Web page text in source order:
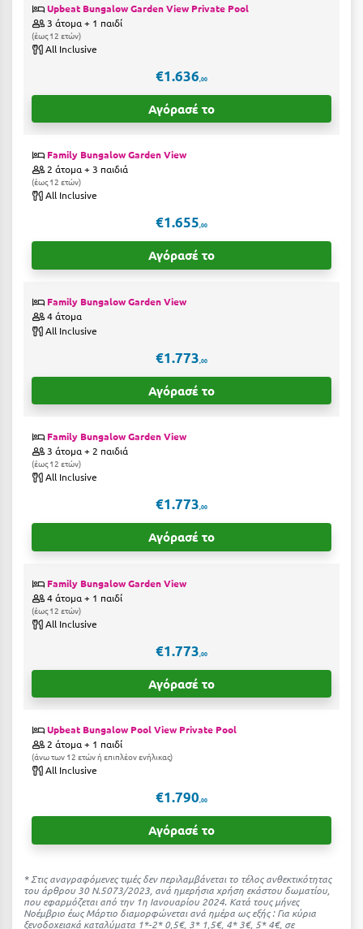
Πάλαιρος
Παράλιο Άστρος
Πάργα
Πάρος
Πάτμος
Πάτρα
Πήλιο
Πιερία
Πόρτο Χέλι
Πρέβεζα
Πύργος
Ρέθυμνο
Σαλαμίνα
Upbeat Bungalow Garden View Private Pool
3 άτομα + 1 παιδί
έως 12 ετών
All Inclusive
€1.636 ,00
Αγόρασέ το
Family Bungalow Garden View
2 άτομα + 3 παιδιά
έως 12 ετών
All Inclusive
€1.655 ,00
Αγόρασέ το
Family Bungalow Garden View
4 άτομα
All Inclusive
€1.773 ,00
Αγόρασέ το
Family Bungalow Garden View
3 άτομα + 2 παιδιά
έως 12 ετών
All Inclusive
€1.773 ,00
Αγόρασέ το
Family Bungalow Garden View
4 άτομα + 1 παιδί
έως 12 ετών
All Inclusive
€1.773 ,00
Αγόρασέ το
Upbeat Bungalow Pool View Private Pool
2 άτομα + 1 παιδί
άνω των 12 ετών ή επιπλέον ενήλικας
All Inclusive
€1.790 ,00
Αγόρασέ το
* Στις αναγραφόμενες τιμές δεν περιλαμβάνεται το τέλος ανθεκτικότητας
του άρθρου 30 Ν.5073/2023, ανά ημερήσια χρήση εκάστου δωματίου,
που εφαρμόζεται από την 1η Ιανουαρίου 2024. Κατά τους μήνες
Νοέμβριο έως Μάρτιο διαμορφώνεται ανά ημέρα ως εξής : Για κύρια
ξενοδοχειακά καταλύματα 1*-2* 0,5€, 3* 1,5€, 4* 3€, 5* 4€, σε